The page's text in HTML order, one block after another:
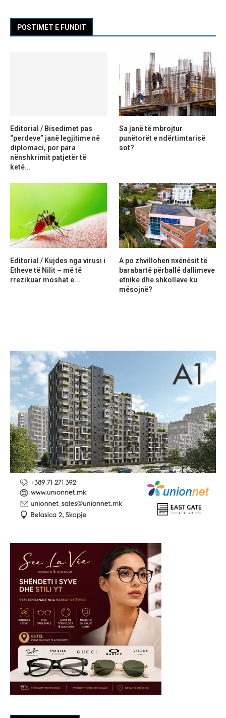
POSTIMET E FUNDIT
Editorial / Bisedimet pas
“perdeve” janë legjitime në
diplomaci, por para
nënshkrimit patjetër të
ketë...
Sa janë të mbrojtur
punëtorët e ndërtimtarisë
sot?
Editorial / Kujdes nga virusi i
Etheve të Nilit – më të
rrezikuar moshat e...
A po zhvillohen nxënësit të
barabartë përballë dallimeve
etnike dhe shkollave ku
mësojnë?